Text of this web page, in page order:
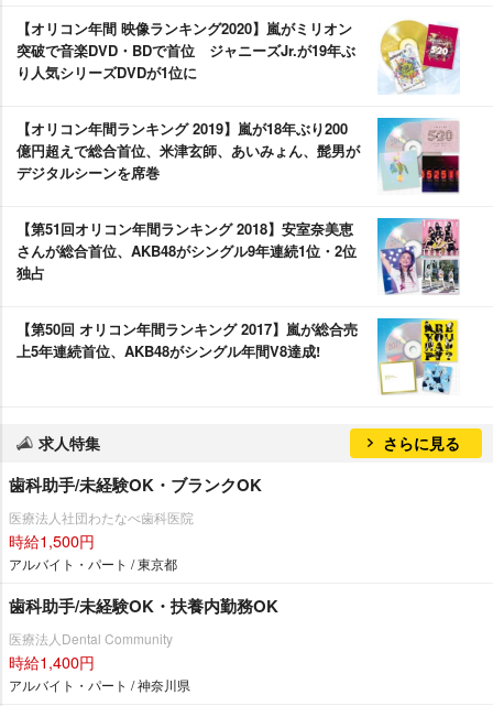
【オリコン年間 映像ランキング2020】嵐がミリオン
突破で音楽DVD・BDで首位 ジャニーズJr.が19年ぶ
り人気シリーズDVDが1位に
【オリコン年間ランキング 2019】嵐が18年ぶり200
億円超えで総合首位、米津玄師、あいみょん、髭男が
デジタルシーンを席巻
【第51回オリコン年間ランキング 2018】安室奈美恵
さんが総合首位、AKB48がシングル9年連続1位・2位
独占
【第50回 オリコン年間ランキング 2017】嵐が総合売
上5年連続首位、AKB48がシングル年間V8達成!
求人特集 さらに見る
歯科助手/未経験OK・ブランクOK
医療法人社団わたなべ歯科医院
時給1,500円
アルバイト・パート / 東京都
歯科助手/未経験OK・扶養内勤務OK
医療法人Dental Community
時給1,400円
アルバイト・パート / 神奈川県